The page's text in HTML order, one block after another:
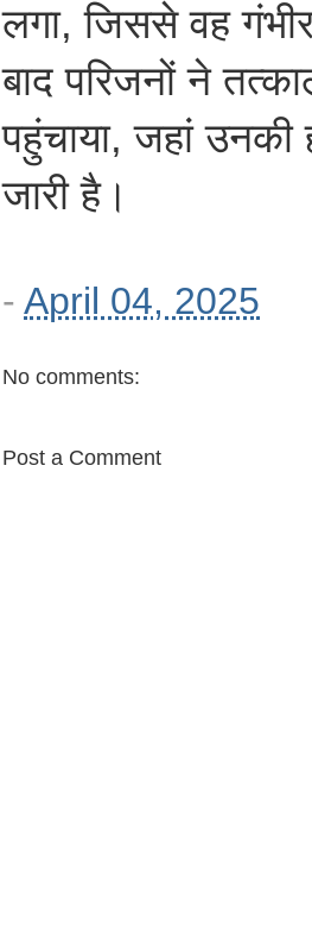
लगा, जिससे वह
बाद परिजनों ने
पहुंचाया, जहां
जारी है।
- April 04, 2025
No comments:
Post a Comment